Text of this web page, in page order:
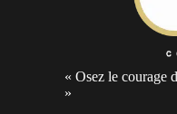
« Osez le courage
»